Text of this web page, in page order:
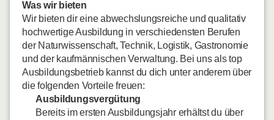
Was wir bieten
Wir bieten dir eine abwechslungsreiche und qualitativ
hochwertige Ausbildung in verschiedensten Berufen
der Naturwissenschaft, Technik, Logistik, Gastronomie
und der kaufmännischen Verwaltung. Bei uns als top
Ausbildungsbetrieb kannst du dich unter anderem über
die folgenden Vorteile freuen:
Ausbildungsvergütung
Bereits im ersten Ausbildungsjahr erhältst du über